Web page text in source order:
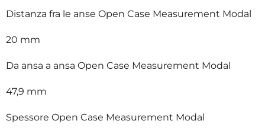
Distanza fra le anse Open Case Measurement Modal
20 mm
Da ansa a ansa Open Case Measurement Modal
47,9 mm
Spessore Open Case Measurement Modal